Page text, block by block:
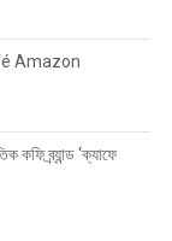
Amazon
কফি ব্র্যান্ড ‘ক্যাফে